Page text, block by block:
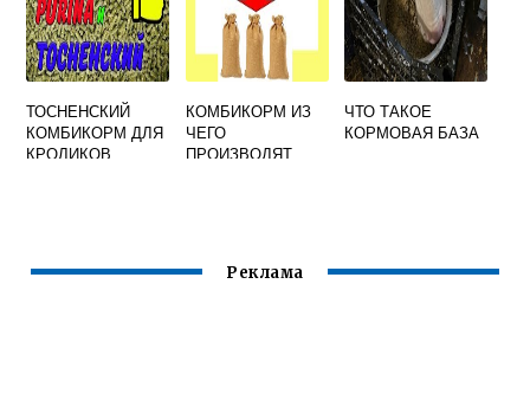
ТОСНЕНСКИЙ
КОМБИКОРМ ДЛЯ
КРОЛИКОВ
КОМБИКОРМ ИЗ
ЧЕГО
ПРОИЗВОДЯТ
ЧТО ТАКОЕ
КОРМОВАЯ БАЗА
Реклама